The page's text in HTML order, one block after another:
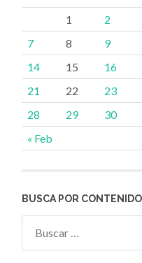
« Feb
1 2
7
8 9
14
15 16
21
22 23
28
29 30
BUSCA POR